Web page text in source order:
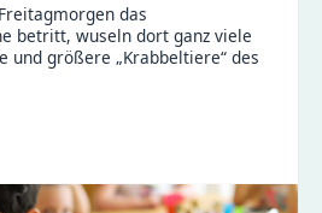
das
betritt, wuseln dort ganz viele
und größere „Krabbeltiere“ des